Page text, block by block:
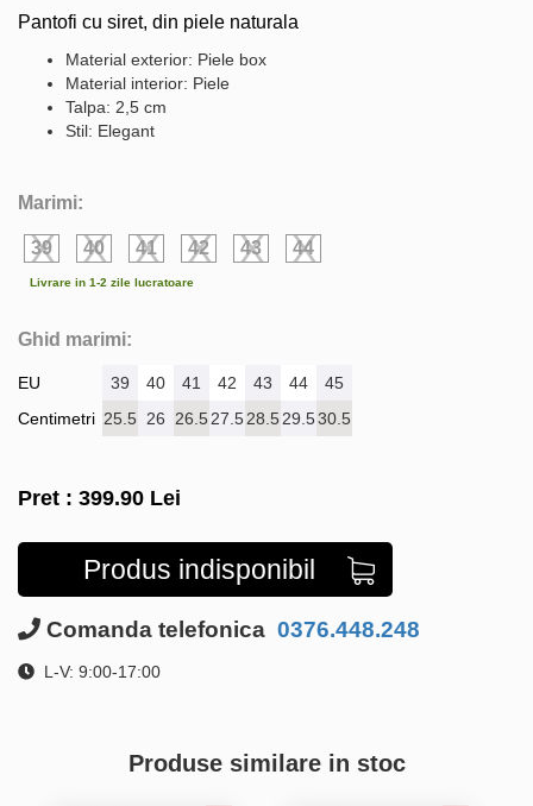
Pantofi cu siret, din piele naturala
Material exterior: Piele box
Material interior: Piele
Talpa: 2,5 cm
Stil: Elegant
Marimi:
39 40 41 42 43 44
Livrare in 1-2 zile lucratoare
Ghid marimi:
EU
Centimetri
39 40 41 42 43 44
45
25.5 26 26.527.528.529.530.5
Pret : 399.90 Lei
Produs indisponibil
Comanda telefonica 0376.448.248
L-V: 9:00-17:00
Produse similare in stoc